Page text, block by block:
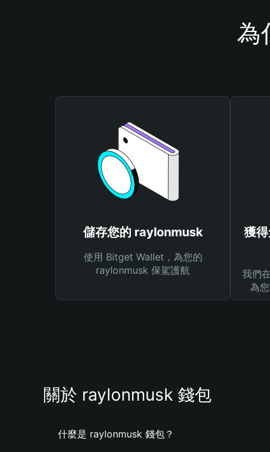
為
儲存您的 raylonmusk
使用 Bitget Wallet，為您的
raylonmusk 保駕護航
獲
我們
為
關於 raylonmusk 錢包
什麼是 raylonmusk 錢包？